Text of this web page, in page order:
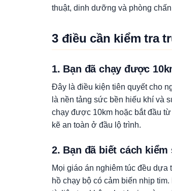
thuật, dinh dưỡng và phòng
3 điều cần kiểm tra
1. Bạn đã chạy được
Đây là điều kiện tiên quyết cho
là nền tảng sức bền hiếu khí và
chạy được 10km hoặc bắt đầu
kẽ an toàn ở đầu lộ trình.
2. Bạn đã biết cách
Mọi giáo án nghiêm túc đều dựa
hồ chạy bộ có cảm biến nhịp